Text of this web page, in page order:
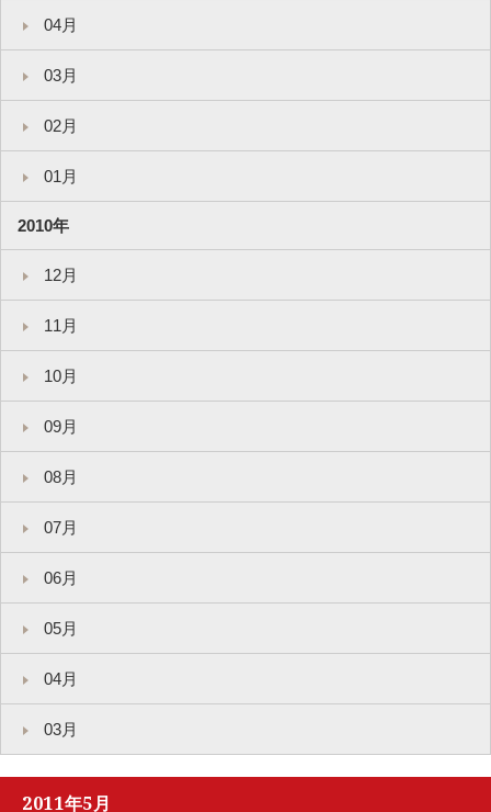
04月
03月
02月
01月
2010年
12月
11月
10月
09月
08月
07月
06月
05月
04月
03月
2011年5月